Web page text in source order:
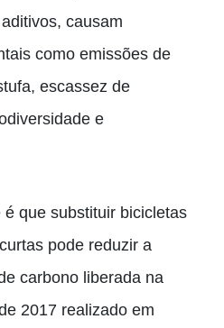
causam
como emissões de
escassez de
e
que substituir bicicletas
pode reduzir a
carbono liberada na
2017 realizado em